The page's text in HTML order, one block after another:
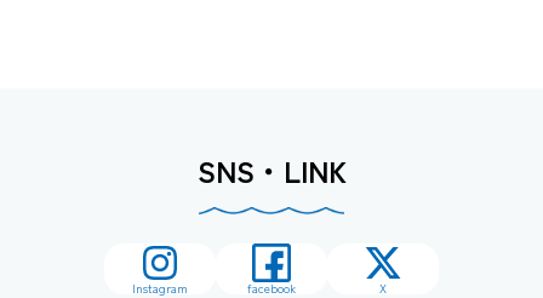
SNS・LINK
Instagram facebook X